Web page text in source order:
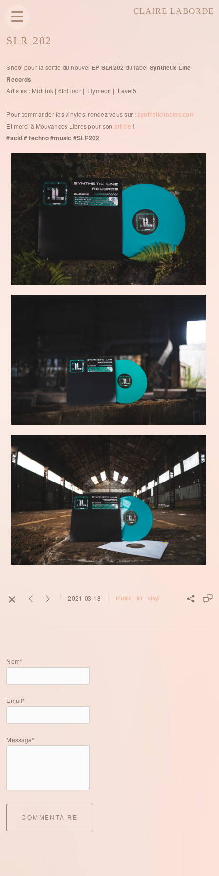
CLAIRE LABORDE
SLR 202
Shoot pour la sortie du nouvel EP SLR202 du label Synthetic Line
Records
Artistes : Midilink | 6thFloor | Flymeon | Level5
Pour commander les vinyles, rendez-vous sur : syntheticlinerec.com
Et merci à Mouvances Libres pour son article !
#acid # techno #music #SLR202
2021-03-18 music slr vinyl
Nom*
Email*
Message*
COMMENTAIRE